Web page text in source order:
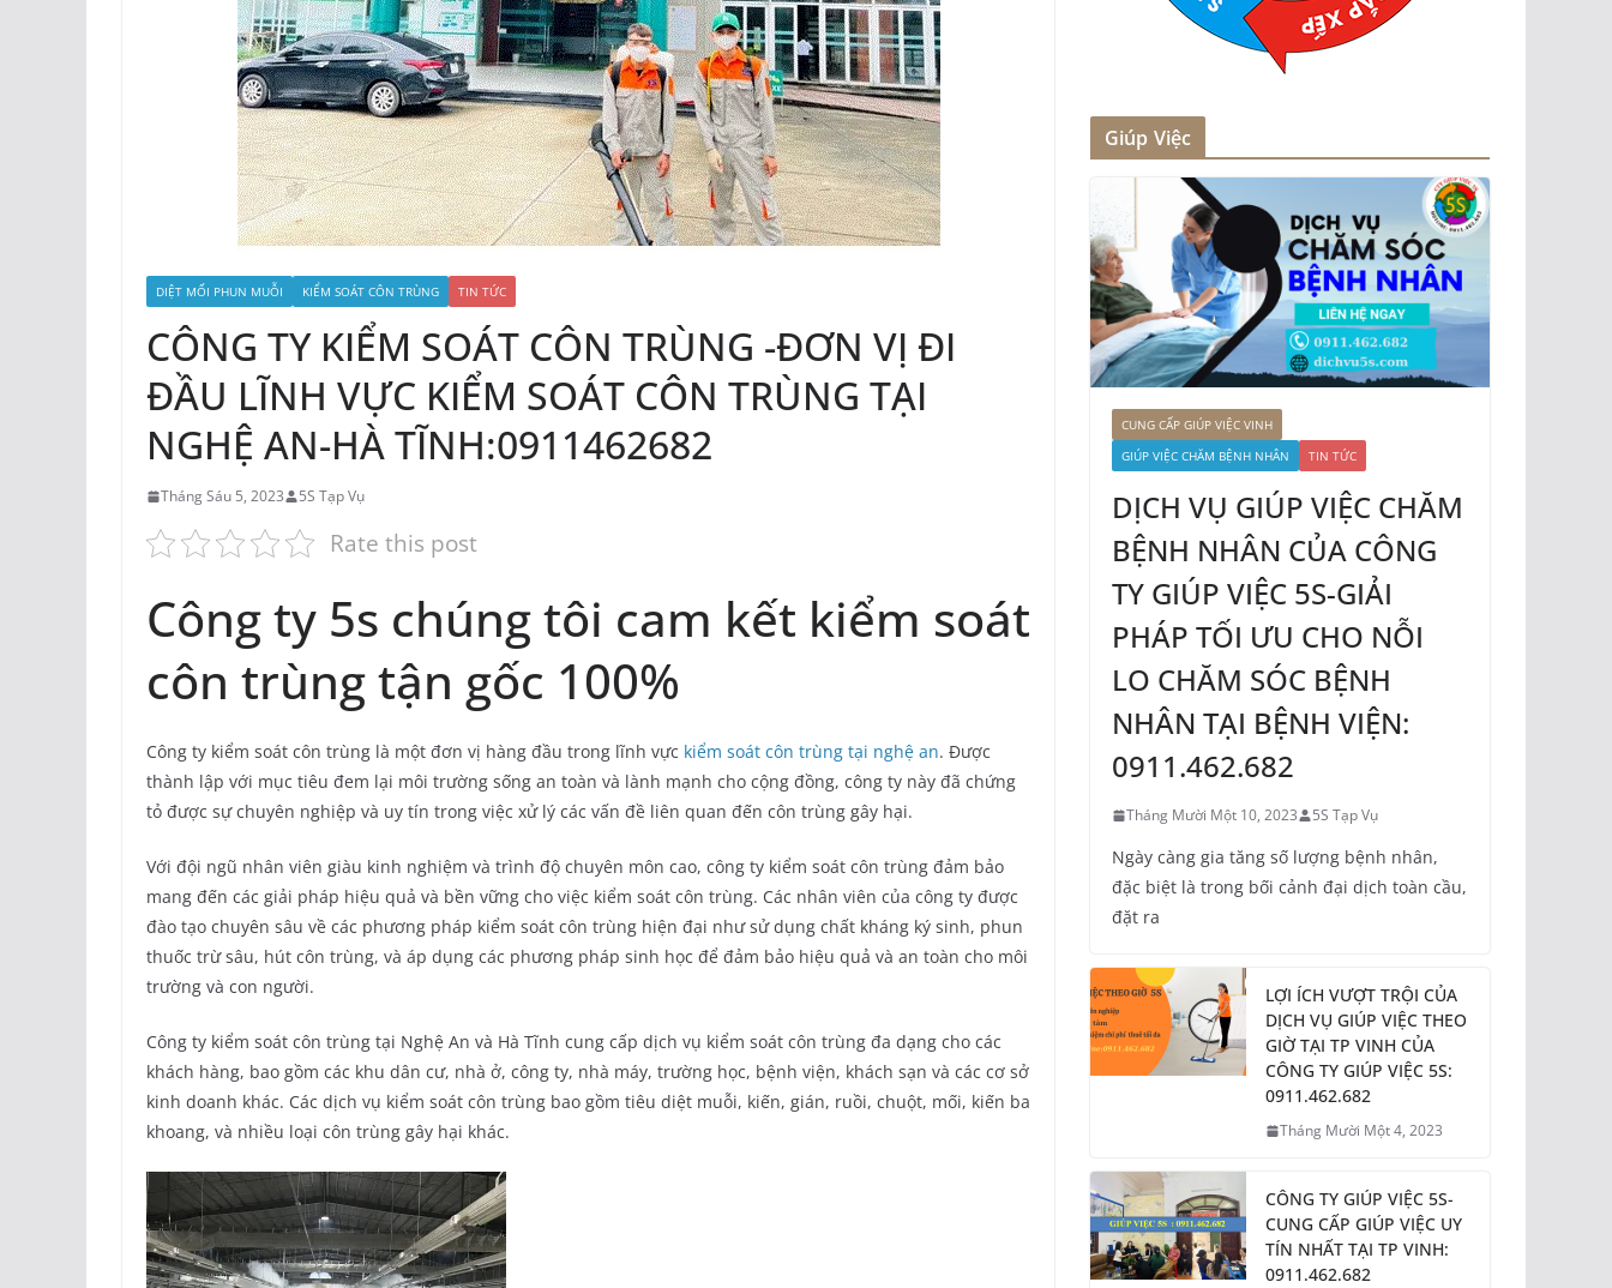
DIỆT MỐI PHUN MUỖI KIỂM SOÁT CÔN TRÙNG TIN TỨC
CÔNG TY KIỂM SOÁT CÔN TRÙNG -ĐƠN VỊ ĐI
ĐẦU LĨNH VỰC KIỂM SOÁT CÔN TRÙNG TẠI
NGHỆ AN-HÀ TĨNH:0911462682
Tháng Sáu 5, 2023 5S Tạp Vụ
Rate this post
Công ty 5s chúng tôi cam kết kiểm soát
côn trùng tận gốc 100%
Công ty kiểm soát côn trùng là một đơn vị hàng đầu trong lĩnh vực kiểm soát côn trùng tại nghệ an. Được
thành lập với mục tiêu đem lại môi trường sống an toàn và lành mạnh cho cộng đồng, công ty này đã chứng
tỏ được sự chuyên nghiệp và uy tín trong việc xử lý các vấn đề liên quan đến côn trùng gây hại.
Với đội ngũ nhân viên giàu kinh nghiệm và trình độ chuyên môn cao, công ty kiểm soát côn trùng đảm bảo
mang đến các giải pháp hiệu quả và bền vững cho việc kiểm soát côn trùng. Các nhân viên của công ty được
đào tạo chuyên sâu về các phương pháp kiểm soát côn trùng hiện đại như sử dụng chất kháng ký sinh, phun
thuốc trừ sâu, hút côn trùng, và áp dụng các phương pháp sinh học để đảm bảo hiệu quả và an toàn cho môi
trường và con người.
Công ty kiểm soát côn trùng tại Nghệ An và Hà Tĩnh cung cấp dịch vụ kiểm soát côn trùng đa dạng cho các
khách hàng, bao gồm các khu dân cư, nhà ở, công ty, nhà máy, trường học, bệnh viện, khách sạn và các cơ sở
kinh doanh khác. Các dịch vụ kiểm soát côn trùng bao gồm tiêu diệt muỗi, kiến, gián, ruồi, chuột, mối, kiến ba
khoang, và nhiều loại côn trùng gây hại khác.
Giúp Việc
CUNG CẤP GIÚP VIỆC VINH
GIÚP VIỆC CHĂM BỆNH NHÂN
TIN TỨC
DỊCH VỤ GIÚP VIỆC CHĂM
BỆNH NHÂN CỦA CÔNG
TY GIÚP VIỆC 5S-GIẢI
PHÁP TỐI ƯU CHO NỖI
LO CHĂM SÓC BỆNH
NHÂN TẠI BỆNH VIỆN:
0911.462.682
Tháng Mười Một 10, 2023 5S Tạp Vụ
Ngày càng gia tăng số lượng bệnh nhân,
đặc biệt là trong bối cảnh đại dịch toàn cầu,
đặt ra
LỢI ÍCH VƯỢT TRỘI CỦA
DỊCH VỤ GIÚP VIỆC THEO
GIỜ TẠI TP VINH CỦA
CÔNG TY GIÚP VIỆC 5S:
0911.462.682
Tháng Mười Một 4, 2023
CÔNG TY GIÚP VIỆC 5S-
CUNG CẤP GIÚP VIỆC UY
TÍN NHẤT TẠI TP VINH:
0911.462.682